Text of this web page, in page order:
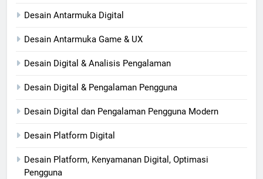
Desain Antarmuka Digital
Desain Antarmuka Game & UX
Desain Digital & Analisis Pengalaman
Desain Digital & Pengalaman Pengguna
Desain Digital dan Pengalaman Pengguna Modern
Desain Platform Digital
Desain Platform, Kenyamanan Digital, Optimasi
Pengguna